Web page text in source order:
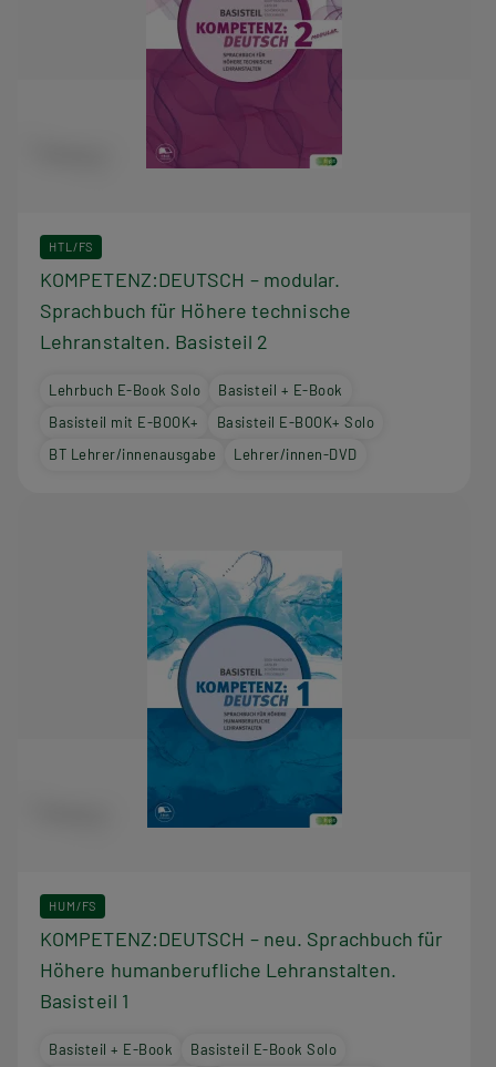
HTL/FS
KOMPETENZ:DEUTSCH – modular.
Sprachbuch für Höhere technische
Lehranstalten. Basisteil 2
Lehrbuch E-Book Solo
Basisteil + E-Book
Basisteil mit E-BOOK+
Basisteil E-BOOK+ Solo
BT Lehrer/innenausgabe
Lehrer/innen-DVD
HUM/FS
KOMPETENZ:DEUTSCH – neu. Sprachbuch für
Höhere humanberufliche Lehranstalten.
Basisteil 1
Basisteil + E-Book
Basisteil E-Book Solo